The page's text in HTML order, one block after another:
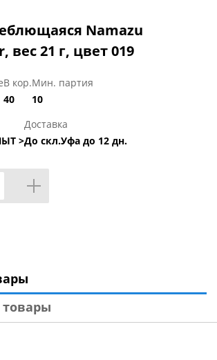
Namazu
вес 21 г, цвет 019
В кор.
40
Мин. партия
10
>
Доставка
До скл.Уфа до 12 дн.